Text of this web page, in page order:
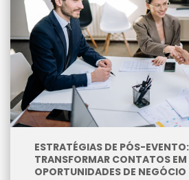
ESTRATÉGIAS DE PÓS-
TRANSFORMAR CONTATOS EM
OPORTUNIDADES DE NEGÓCIO